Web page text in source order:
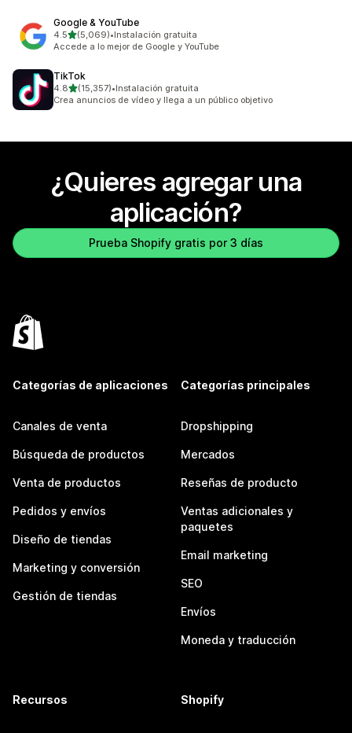
Google & YouTube
4.5de 5 estrellas
(5,069)
5069 reseñas en total
•Instalación gratuita
Accede a lo mejor de Google y YouTube
TikTok
4.8de 5 estrellas
(15,357)
15357 reseñas en total
•Instalación gratuita
Crea anuncios de vídeo y llega a un público objetivo
¿Quieres agregar una
aplicación?
Prueba Shopify gratis por 3 días
Categorías de aplicaciones
Canales de venta
Búsqueda de productos
Venta de productos
Pedidos y envíos
Diseño de tiendas
Marketing y conversión
Gestión de tiendas
Categorías principales
Dropshipping
Mercados
Reseñas de producto
Ventas adicionales y
paquetes
Email marketing
SEO
Envíos
Moneda y traducción
Recursos Shopify